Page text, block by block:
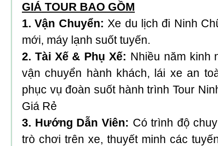
GIÁ TOUR BAO GỒM
1. Vận Chuyển: Xe du lịch đi Ninh
mới, máy lạnh suốt tuyến.
2. Tài Xế & Phụ Xế: Nhiều năm kinh
vận chuyển hành khách, lái xe an
phục vụ đoàn suốt hành trình Tour
Giá Rẻ
3. Hướng Dẫn Viên: Có trình độ
trò chơi trên xe, thuyết minh các